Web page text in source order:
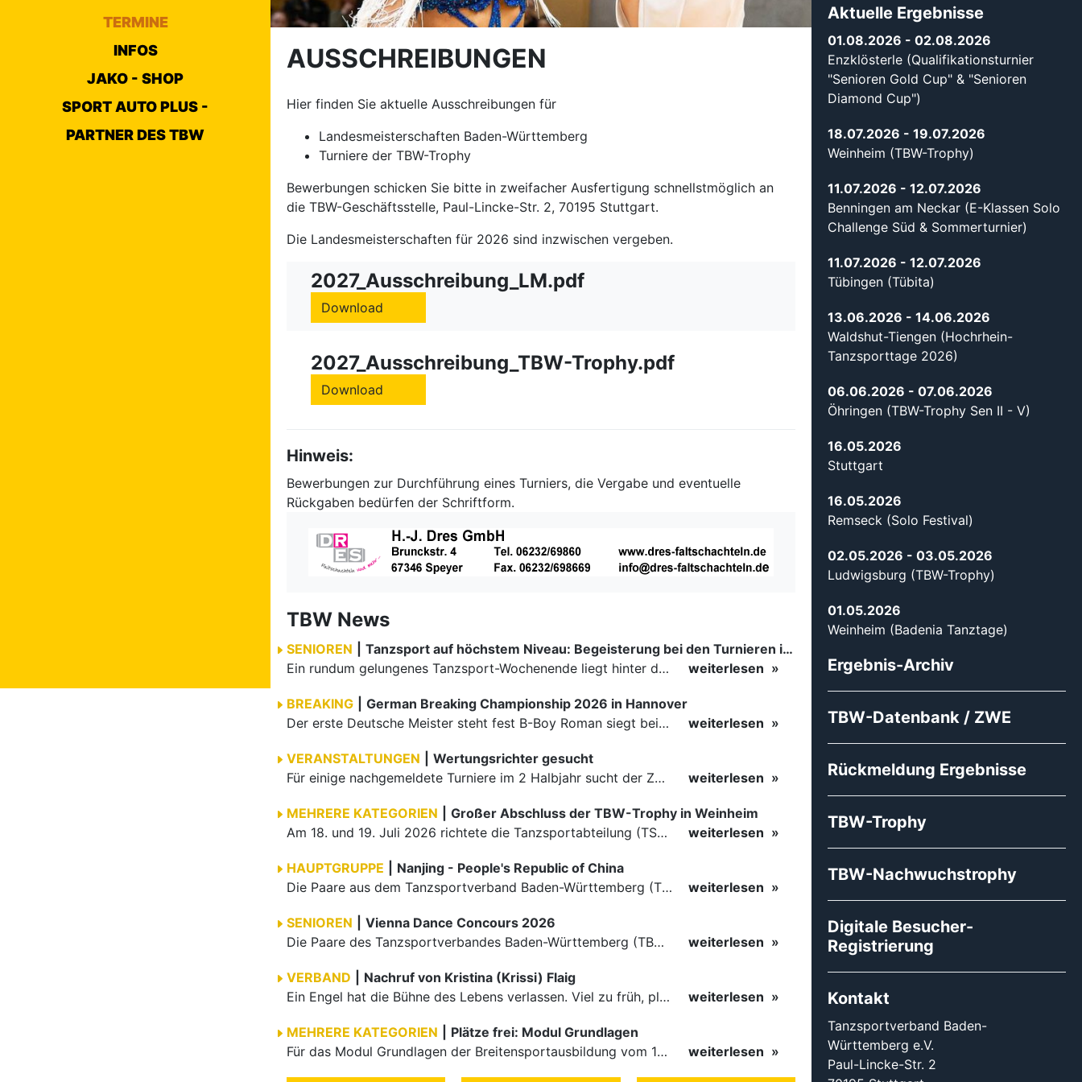
TERMINE
INFOS
JAKO - SHOP
SPORT AUTO PLUS -
PARTNER DES TBW
AUSSCHREIBUNGEN
Hier finden Sie aktuelle Ausschreibungen für
Landesmeisterschaften Baden-Württemberg
Turniere der TBW-Trophy
Bewerbungen schicken Sie bitte in zweifacher Ausfertigung schnellstmöglich an
die TBW-Geschäftsstelle, Paul-Lincke-Str. 2, 70195 Stuttgart.
Die Landesmeisterschaften für 2026 sind inzwischen vergeben.
2027_Ausschreibung_LM.pdf
Download
2027_Ausschreibung_TBW-Trophy.pdf
Download
Hinweis:
Bewerbungen zur Durchführung eines Turniers, die Vergabe und eventuelle
Rückgaben bedürfen der Schriftform.
TBW News
SENIOREN
Tanzsport auf höchstem Niveau: Begeisterung bei den Turnieren in…
Ein rundum gelungenes Tanzsport-Wochenende liegt hinter den Paaren und Organisatoren in Enzklösterle. Am 1. und 2. August 2026 verwandelte sich die Festhalle wieder in einen lebendigen Mittelpunkt des…
weiterlesen
BREAKING
German Breaking Championship 2026 in Hannover
Der erste Deutsche Meister steht fest B-Boy Roman siegt bei den Juniors
weiterlesen
VERANSTALTUNGEN
Wertungsrichter gesucht
Für einige nachgemeldete Turniere im 2 Halbjahr sucht der ZWE noch Wertungsrichter.
weiterlesen
MEHRERE KATEGORIEN
Großer Abschluss der TBW-Trophy in Weinheim
Am 18. und 19. Juli 2026 richtete die Tanzsportabteilung (TSA) der TSG 1862 Weinheim das Abschlussturnier der diesjährigen TBW-Trophy-Serie aus. Zum traditionellen Saisonfinale kamen rund 400 Starts über…
weiterlesen
HAUPTGRUPPE
Nanjing - People's Republic of China
Die Paare aus dem Tanzsportverband Baden-Württemberg (TBW) haben beim hochklassig besetzten WDSF GrandSlam im chinesischen Nanjing wieder einmal auf internationalem Top-Niveau geglänzt. Das…
weiterlesen
SENIOREN
Vienna Dance Concours 2026
Die Paare des Tanzsportverbandes Baden-Württemberg (TBW) glänzten auf dem internationalen Parkett des Vienna Dance Concourse 2026 im Wiener Rathaus mit hervorragenden Platzierungen Ergebnisse unter: …
weiterlesen
VERBAND
Nachruf von Kristina (Krissi) Flaig
Ein Engel hat die Bühne des Lebens verlassen. Viel zu früh, plötzlich und für uns alle unfassbar, wurde unsere geliebte Kristina (Krissi) Flaig im Alter von 36 Jahren aus dem Leben gerissen. Das Tanzen…
weiterlesen
MEHRERE KATEGORIEN
Plätze frei: Modul Grundlagen
Für das Modul Grundlagen der Breitensportausbildung vom 10. bis 13. September an der Landessportschule Albstadt sind noch Plätze frei. Das Modul kann auch für den Lizenzerhalt (30 LE fachlich) genutzt…
weiterlesen
Aktuelle Ergebnisse
01.08.2026 - 02.08.2026
Enzklösterle (Qualifikationsturnier
"Senioren Gold Cup" & "Senioren
Diamond Cup")
18.07.2026 - 19.07.2026
Weinheim (TBW-Trophy)
11.07.2026 - 12.07.2026
Benningen am Neckar (E-Klassen Solo
Challenge Süd & Sommerturnier)
11.07.2026 - 12.07.2026
Tübingen (Tübita)
13.06.2026 - 14.06.2026
Waldshut-Tiengen (Hochrhein-
Tanzsporttage 2026)
06.06.2026 - 07.06.2026
Öhringen (TBW-Trophy Sen II - V)
16.05.2026
Stuttgart
16.05.2026
Remseck (Solo Festival)
02.05.2026 - 03.05.2026
Ludwigsburg (TBW-Trophy)
01.05.2026
Weinheim (Badenia Tanztage)
Ergebnis-Archiv
TBW-Datenbank / ZWE
Rückmeldung Ergebnisse
TBW-Trophy
TBW-Nachwuchstrophy
Digitale Besucher-
Registrierung
Kontakt
Tanzsportverband Baden-
Württemberg e.V.
Paul-Lincke-Str. 2